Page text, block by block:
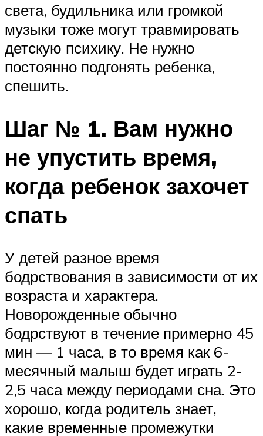
света, будильника или громкой
музыки тоже могут травмировать
детскую психику. Не нужно
постоянно подгонять ребенка,
спешить.
Шаг № 1. Вам нужно
не упустить время,
когда ребенок захочет
спать
У детей разное время
бодрствования в зависимости от их
возраста и характера.
Новорожденные обычно
бодрствуют в течение примерно 45
мин — 1 часа, в то время как 6-
месячный малыш будет играть 2-
2,5 часа между периодами сна. Это
хорошо, когда родитель знает,
какие временные промежутки